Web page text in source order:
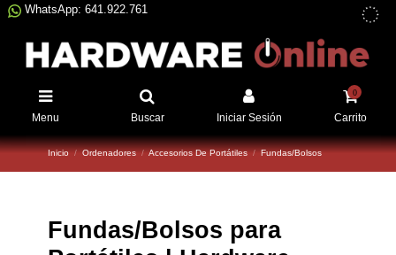
WhatsApp: 641.922.761
Menu Buscar Iniciar Sesión
0
Carrito
Inicio Ordenadores Accesorios De Portátiles Fundas/Bolsos
Fundas/Bolsos para